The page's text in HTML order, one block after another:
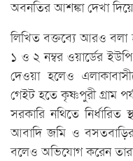
অবনতির আশঙ্কা দেখা
লিখিত বক্তব্যে আরও বলা
১ ও ২ নম্বর ওয়ার্ডের
দেওয়া হলেও
গেইট হতে কৃষ্ণপুরী গ্রাম
সরকারি নথিতে নির্ধারিত
আবাদি জমি ও
বলেও অভিযোগ করেন